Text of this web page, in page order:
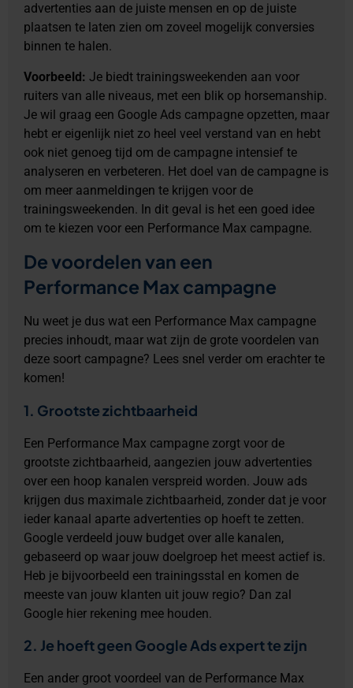
advertenties aan de juiste mensen en op de juiste
plaatsen te laten zien om zoveel mogelijk conversies
binnen te halen.
Voorbeeld: Je biedt trainingsweekenden aan voor
ruiters van alle niveaus, met een blik op horsemanship.
Je wil graag een Google Ads campagne opzetten, maar
hebt er eigenlijk niet zo heel veel verstand van en hebt
ook niet genoeg tijd om de campagne intensief te
analyseren en verbeteren. Het doel van de campagne is
om meer aanmeldingen te krijgen voor de
trainingsweekenden. In dit geval is het een goed idee
om te kiezen voor een Performance Max campagne.
De voordelen van een
Performance Max campagne
Nu weet je dus wat een Performance Max campagne
precies inhoudt, maar wat zijn de grote voordelen van
deze soort campagne? Lees snel verder om erachter te
komen!
1. Grootste zichtbaarheid
Een Performance Max campagne zorgt voor de
grootste zichtbaarheid, aangezien jouw advertenties
over een hoop kanalen verspreid worden. Jouw ads
krijgen dus maximale zichtbaarheid, zonder dat je voor
ieder kanaal aparte advertenties op hoeft te zetten.
Google verdeeld jouw budget over alle kanalen,
gebaseerd op waar jouw doelgroep het meest actief is.
Heb je bijvoorbeeld een trainingsstal en komen de
meeste van jouw klanten uit jouw regio? Dan zal
Google hier rekening mee houden.
2. Je hoeft geen Google Ads expert te zijn
Een ander groot voordeel van de Performance Max